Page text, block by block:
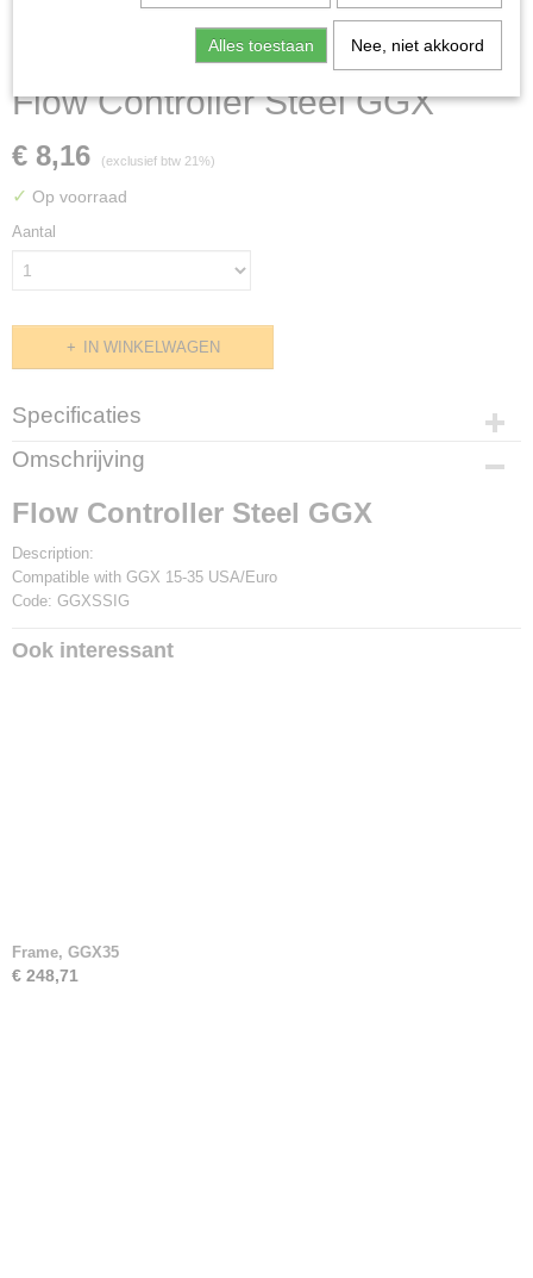
Flow Controller Steel GGX
€ 8,16 (exclusief btw 21%)
✓ Op voorraad
Aantal
IN WINKELWAGEN
Specificaties
Productcode
Omschrijving
Flow Controller Steel GGX
Description:
Compatible with GGX 15-35 USA/Euro
Code: GGXSSIG
Ook interessant
Frame, GGX35
€ 248,71
Alles toestaan Nee, niet akkoord